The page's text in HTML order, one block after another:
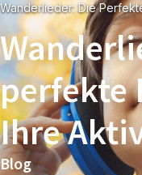
Wanderlieder: Die
perfekte
Ihre
Blog